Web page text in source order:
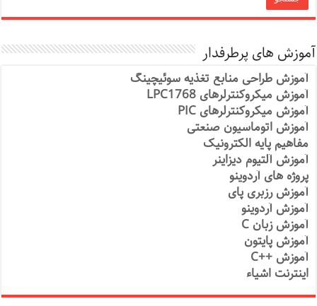
آموزش های پرطرفدار
آموزش طراحی منابع تغذیه سوئیچینگ
آموزش میکروکنترلرهای LPC1768
آموزش میکروکنترلرهای PIC
آموزش اتوماسیون صنعتی
مفاهیم پایه الکترونیک
آموزش آلتیوم دیزاینر
پروژه های آردوینو
آموزش رزبری پای
آموزش آردوینو
آموزش زبان C
آموزش پایتون
آموزش ++C
اینترنت اشیاء